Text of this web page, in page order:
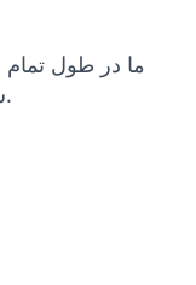
ما در طول تمام
شما ارائه می دهیم.